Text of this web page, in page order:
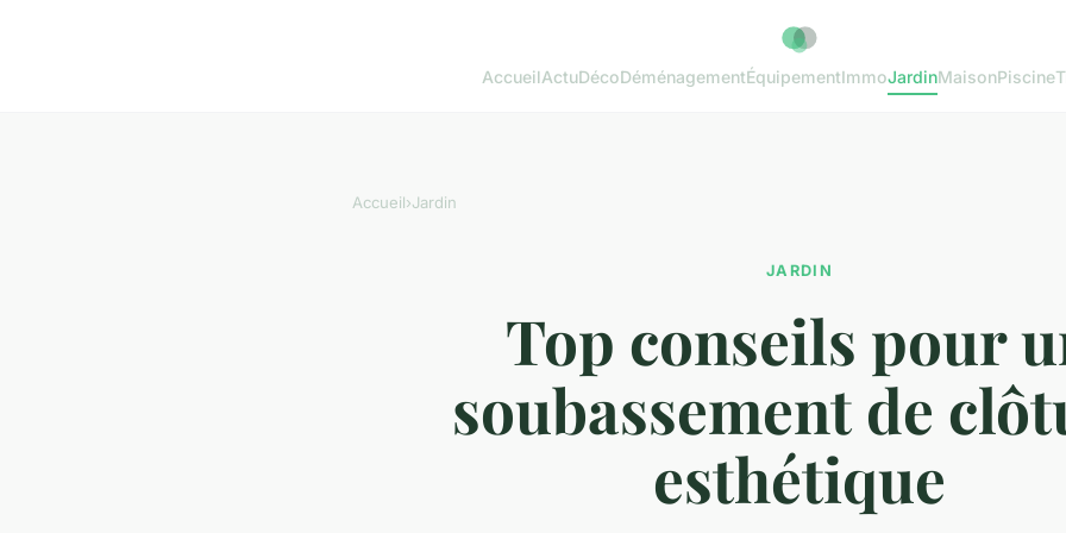
AccueilActuDécoDéménagementÉquipementImmoJardinMaisonPiscine
Accueil›Jardin
JARDIN
Top conseils pour
soubassement de
esthétique